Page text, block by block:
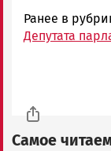
Ранее в
Депутата
Самое